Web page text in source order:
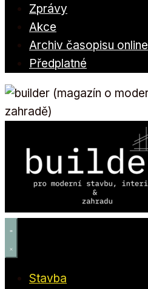
Zprávy
Akce
Archiv časopisu online
Předplatné
Stavba